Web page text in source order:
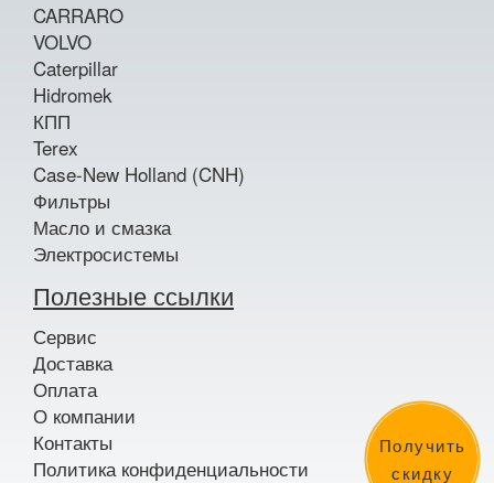
Получить
скидку
CARRARO
VOLVO
Caterpillar
Hidromek
КПП
Terex
Case-New Holland (CNH)
Фильтры
Масло и смазка
Электросистемы
Полезные ссылки
Сервис
Доставка
Оплата
О компании
Контакты
Политика конфиденциальности